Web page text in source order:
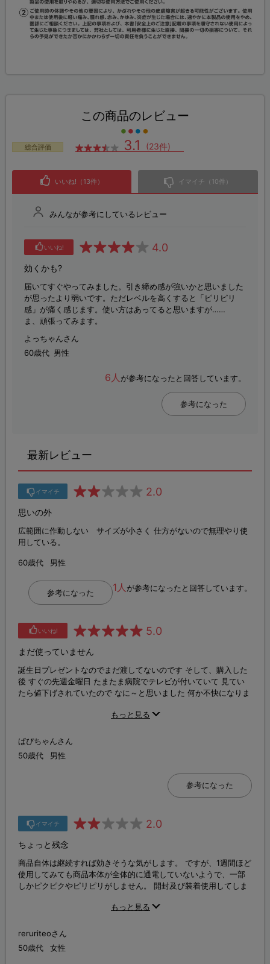
この商品のレビュー
総合評価 3.1 (23件)
いいね!（13件） イマイチ（10件）
みんなが参考にしているレビュー
いいね! 4.0
効くかも?
届いてすぐやってみました。引き締め感が強いかと思いました
が思ったより弱いです。ただレベルを高くすると「ピリピリ
感」が痛く感じます。使い方はあってると思いますが……
ま、頑張ってみます。
よっちゃんさん
60歳代 男性
6人 が参考になったと回答しています。
参考になった
最新レビュー
イマイチ 2.0
思いの外
広範囲に作動しない サイズが小さく 仕方がないので無理やり使
用している。
60歳代 男性
1人 が参考になったと回答しています。
参考になった
いいね! 5.0
まだ使っていません
誕生日プレゼントなのでまだ渡してないのです そして、購入した
後 すぐの先週金曜日 たまたま病院でテレビが付いていて 見てい
たら値下げされていたので なに～と思いました 何か不快になりま
もっと見る
ぱぴちゃんさん
50歳代
男性
参考になった
イマイチ 2.0
ちょっと残念
商品自体は継続すれば効きそうな気がします。 ですが、1週間ほど
使用してみても商品本体が全体的に通電していないようで、一部
しかピクピクやピリピリがしません。 開封及び装着使用してしま
もっと見る
reruriteoさん
50歳代
女性